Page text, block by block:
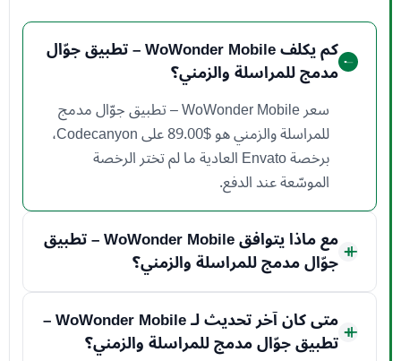
كم يكلف WoWonder Mobile – تطبيق جوّال
مدمج للمراسلة والزمني؟
سعر WoWonder Mobile – تطبيق جوّال مدمج
للمراسلة والزمني هو ‏89.00$ على Codecanyon،
برخصة Envato العادية ما لم تختر الرخصة
الموسّعة عند الدفع.
مع ماذا يتوافق WoWonder Mobile – تطبيق
جوّال مدمج للمراسلة والزمني؟
متى كان آخر تحديث لـ WoWonder Mobile –
تطبيق جوّال مدمج للمراسلة والزمني؟